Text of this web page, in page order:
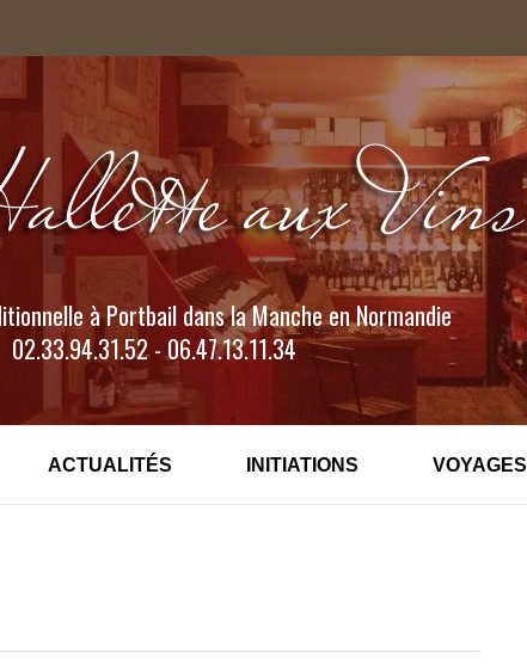
à Portbail dans la Manche en Normandie
02.33.94.31.52 - 06.47.13.11.34
ACTUALITÉS INITIATIONS VOYAGES